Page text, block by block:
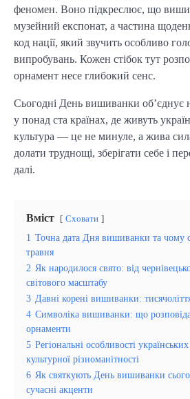
феномен. Воно підкреслює, що
музейний експонат, а частина
код нації, який звучить особливо
випробувань. Кожен стібок тут
орнамент несе глибокий сенс.
Сьогодні День вишиванки об’єднує
у понад ста країнах, де живуть
культура — це не минуле, а жива
долати труднощі, зберігати себе і
далі.
Вміст Сховати
1 Точна дата Дня вишиванки та чому
травня
2 Як народилося свято: від
світового масштабу
3 Давні корені вишиванки:
4 Символіка вишиванки: що
орнаменти
5 Регіональні особливості
культурної різноманітності
6 Як святкують День вишиванки
сучасні акценти